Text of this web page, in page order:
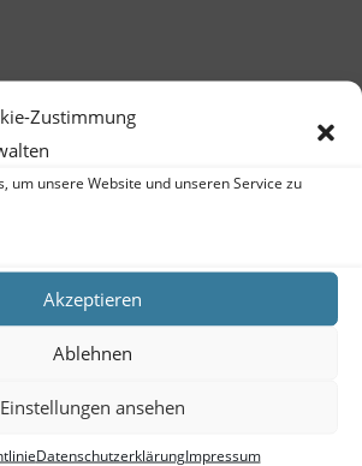
Zustimmung
um unsere Website und unseren Service zu
Akzeptieren
Ablehnen
Einstellungen ansehen
DatenschutzerklärungImpressum